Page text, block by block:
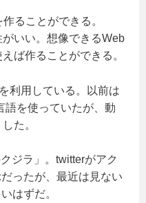
ることができる。
いい。想像できるWeb
ば作ることができる。
利用している。以前は
語を使っていたが、動
た。
ジラ」。twitterがアク
ったが、最近は見ない
はずだ。